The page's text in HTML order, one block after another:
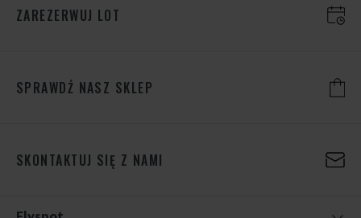
ZAREZERWUJ LOT
SPRAWDŹ NASZ SKLEP
SKONTAKTUJ SIĘ Z NAMI